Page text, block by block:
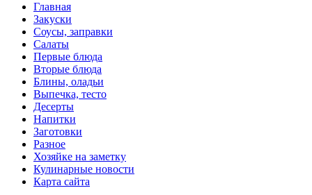
Главная
Закуски
Соусы, заправки
Салаты
Первые блюда
Вторые блюда
Блины, оладьи
Выпечка, тесто
Десерты
Напитки
Заготовки
Разное
Хозяйке на заметку
Кулинарные новости
Карта сайта